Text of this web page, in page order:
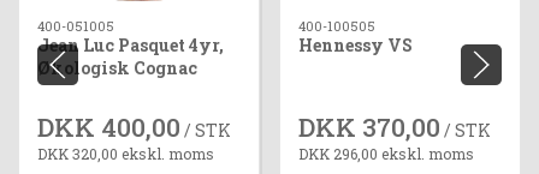
400-051005
Jean Luc Pasquet 4yr,
Økologisk Cognac
DKK 400,00 / STK
DKK 320,00 ekskl. moms
400-100505
Hennessy VS
DKK 370,00 / STK
DKK 296,00 ekskl. moms